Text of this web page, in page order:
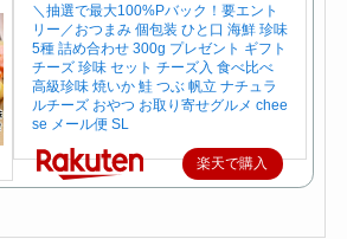
＼抽選で最大100%Pバック！要エント
リー／おつまみ 個包装 ひと口 海鮮 珍味
5種 詰め合わせ 300g プレゼント ギフト
チーズ 珍味 セット チーズ入 食べ比べ
高級珍味 焼いか 鮭 つぶ 帆立 ナチュラ
ルチーズ おやつ お取り寄せグルメ chee
se メール便 SL
楽天で購入